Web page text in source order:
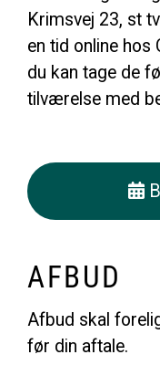
Krimsvej 23, st
en tid online hos
du kan tage de
tilværelse med
AFBUD
Afbud skal
før din aftale.